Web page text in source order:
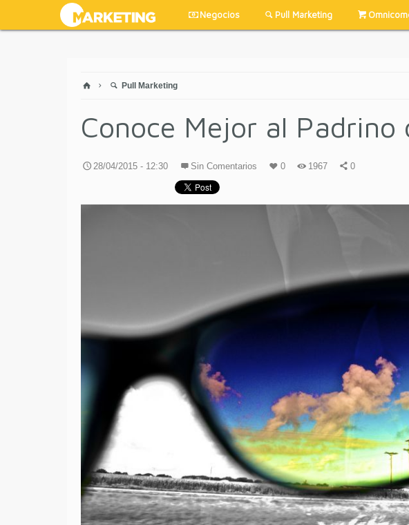
Negocios Pull Marketing
Pull Marketing
Conoce Mejor al Padrino
28/04/2015 - 12:30 Sin Comentarios 0 1967 0